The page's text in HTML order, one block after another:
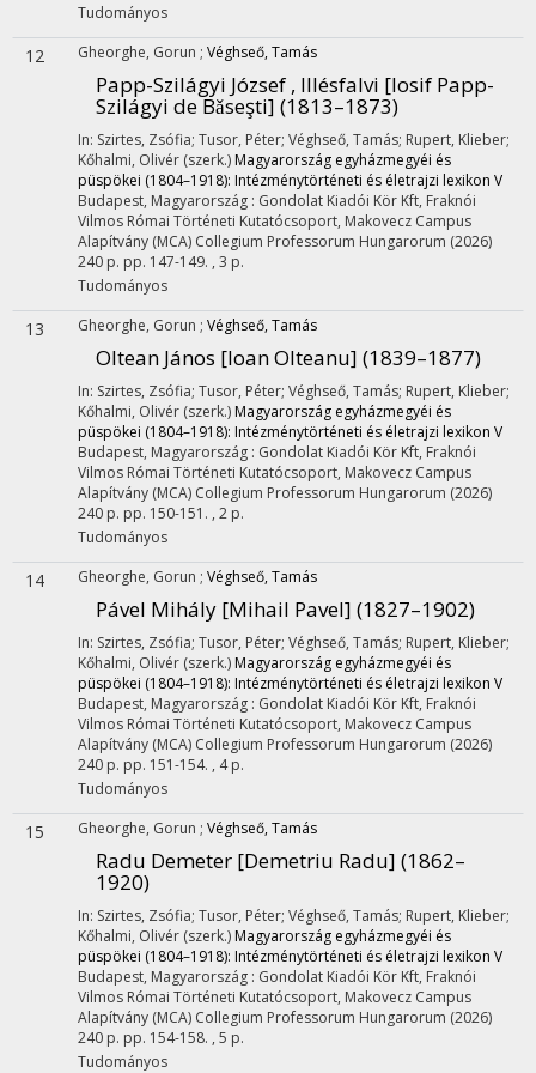
Tudományos
12 Gheorghe, Gorun ; Véghseő, Tamás
Papp-Szilágyi József , Illésfalvi [Iosif Papp-
Szilágyi de Bǎseşti] (1813–1873)
In: Szirtes, Zsófia; Tusor, Péter; Véghseő, Tamás; Rupert, Klieber;
Kőhalmi, Olivér (szerk.) Magyarország egyházmegyéi és
püspökei (1804–1918): Intézménytörténeti és életrajzi lexikon V
Budapest, Magyarország : Gondolat Kiadói Kör Kft, Fraknói
Vilmos Római Történeti Kutatócsoport, Makovecz Campus
Alapítvány (MCA) Collegium Professorum Hungarorum (2026)
240 p. pp. 147-149. , 3 p.
Tudományos
13 Gheorghe, Gorun ; Véghseő, Tamás
Oltean János [Ioan Olteanu] (1839–1877)
In: Szirtes, Zsófia; Tusor, Péter; Véghseő, Tamás; Rupert, Klieber;
Kőhalmi, Olivér (szerk.) Magyarország egyházmegyéi és
püspökei (1804–1918): Intézménytörténeti és életrajzi lexikon V
Budapest, Magyarország : Gondolat Kiadói Kör Kft, Fraknói
Vilmos Római Történeti Kutatócsoport, Makovecz Campus
Alapítvány (MCA) Collegium Professorum Hungarorum (2026)
240 p. pp. 150-151. , 2 p.
Tudományos
14 Gheorghe, Gorun ; Véghseő, Tamás
Pável Mihály [Mihail Pavel] (1827–1902)
In: Szirtes, Zsófia; Tusor, Péter; Véghseő, Tamás; Rupert, Klieber;
Kőhalmi, Olivér (szerk.) Magyarország egyházmegyéi és
püspökei (1804–1918): Intézménytörténeti és életrajzi lexikon V
Budapest, Magyarország : Gondolat Kiadói Kör Kft, Fraknói
Vilmos Római Történeti Kutatócsoport, Makovecz Campus
Alapítvány (MCA) Collegium Professorum Hungarorum (2026)
240 p. pp. 151-154. , 4 p.
Tudományos
15 Gheorghe, Gorun ; Véghseő, Tamás
Radu Demeter [Demetriu Radu] (1862–
1920)
In: Szirtes, Zsófia; Tusor, Péter; Véghseő, Tamás; Rupert, Klieber;
Kőhalmi, Olivér (szerk.) Magyarország egyházmegyéi és
püspökei (1804–1918): Intézménytörténeti és életrajzi lexikon V
Budapest, Magyarország : Gondolat Kiadói Kör Kft, Fraknói
Vilmos Római Történeti Kutatócsoport, Makovecz Campus
Alapítvány (MCA) Collegium Professorum Hungarorum (2026)
240 p. pp. 154-158. , 5 p.
Tudományos